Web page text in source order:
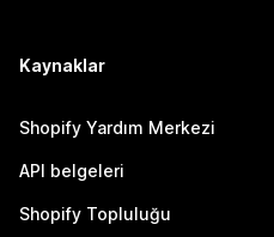
Kaynaklar
Shopify Yardım Merkezi
API belgeleri
Shopify Topluluğu